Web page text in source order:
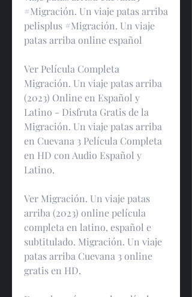
#Migración. Un viaje patas arriba
pelisplus #Migración. Un viaje
patas arriba online español
Ver Película Completa
Migración. Un viaje patas arriba
(2023) Online en Español y
Latino - Disfruta Gratis de la
Migración. Un viaje patas arriba
en Cuevana 3 Película Completa
en HD con Audio Español y
Latino.
Ver Migración. Un viaje patas
arriba (2023) online película
completa en latino, español e
subtitulado. Migración. Un viaje
patas arriba Cuevana 3 online
gratis en HD.